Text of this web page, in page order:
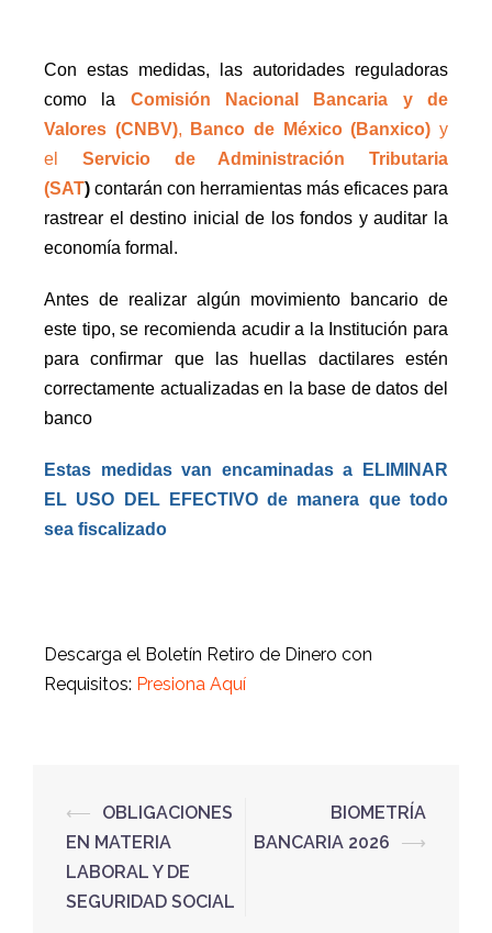
Con estas medidas, las autoridades reguladoras
como la Comisión Nacional Bancaria y de
Valores (CNBV), Banco de México (Banxico) y
el Servicio de Administración Tributaria
(SAT) contarán con herramientas más eficaces para
rastrear el destino inicial de los fondos y auditar la
economía formal.
Antes de realizar algún movimiento bancario de
este tipo, se recomienda acudir a la Institución para
para confirmar que las huellas dactilares estén
correctamente actualizadas en la base de datos del
banco
Estas medidas van encaminadas a ELIMINAR
EL USO DEL EFECTIVO de manera que todo
sea fiscalizado
Descarga el Boletín Retiro de Dinero con
Requisitos: Presiona Aquí
⟵
OBLIGACIONES
EN MATERIA
LABORAL Y DE
SEGURIDAD SOCIAL
BIOMETRÍA
BANCARIA 2026
⟶